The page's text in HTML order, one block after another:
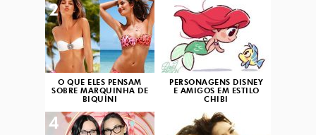
O QUE ELES PENSAM
SOBRE MARQUINHA DE
BIQUÍNI
2
PERSONAGENS DISNEY
E AMIGOS EM ESTILO
CHIBI
3
4